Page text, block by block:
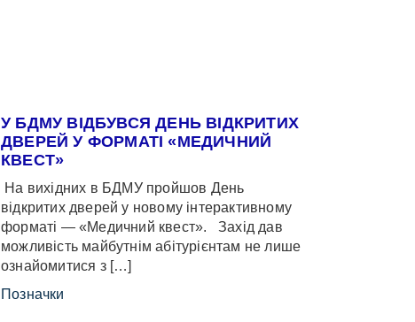
У БДМУ ВІДБУВСЯ ДЕНЬ ВІДКРИТИХ
ДВЕРЕЙ У ФОРМАТІ «МЕДИЧНИЙ
КВЕСТ»
На вихідних в БДМУ пройшов День
відкритих дверей у новому інтерактивному
форматі — «Медичний квест». Захід дав
можливість майбутнім абітурієнтам не лише
ознайомитися з […]
Позначки